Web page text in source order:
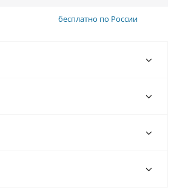
бесплатно по России